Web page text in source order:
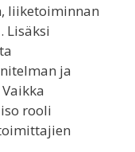
liiketoiminnan
Lisäksi
ja
rooli